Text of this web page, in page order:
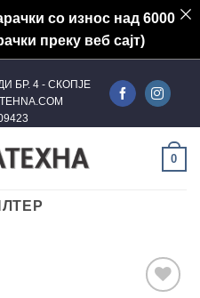
со износ над 6000
преку веб сајт)
БР. 4 - СКОПЈЕ
0